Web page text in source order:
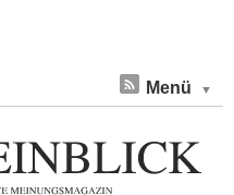
Menü